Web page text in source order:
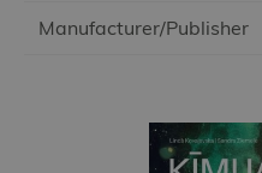
Manufacturer/Publisher